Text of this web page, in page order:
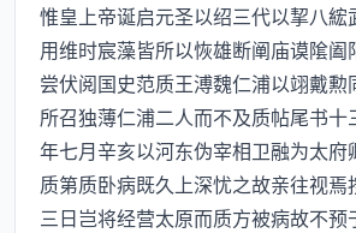
惟皇上帝诞启元圣以绍三代以挈八綋
用维时宸藻皆所以恢雄断阐庙谟隂阖
尝伏阅国史范质王溥魏仁浦以翊戴勲
所召独薄仁浦二人而不及质帖尾书十
年七月辛亥以河东伪宰相卫融为太府
质第质卧病既久上深忧之故亲往视焉
三日岂将经营太原而质方被病故不预